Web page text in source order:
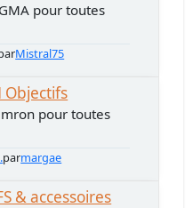
pour toutes
Mistral75
Objectifs
pour toutes
parmargae
& accessoires